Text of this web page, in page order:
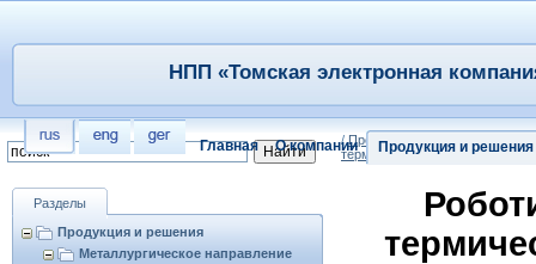
Главная О компании Продукция и решения
НПП «Томская электронная
Разделы
Продукция и решения
Металлургическое направление
/Продукция и решения
термической обработки/